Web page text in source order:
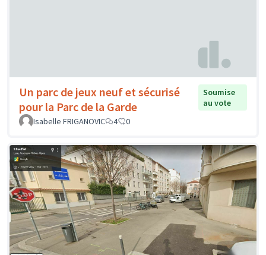
Un parc de jeux neuf et sécurisé
pour la Parc de la Garde
Soumise
au vote
Isabelle FRIGANOVIC
4 0